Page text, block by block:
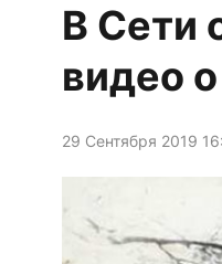
В Сети
видео
29 Сентября 2019